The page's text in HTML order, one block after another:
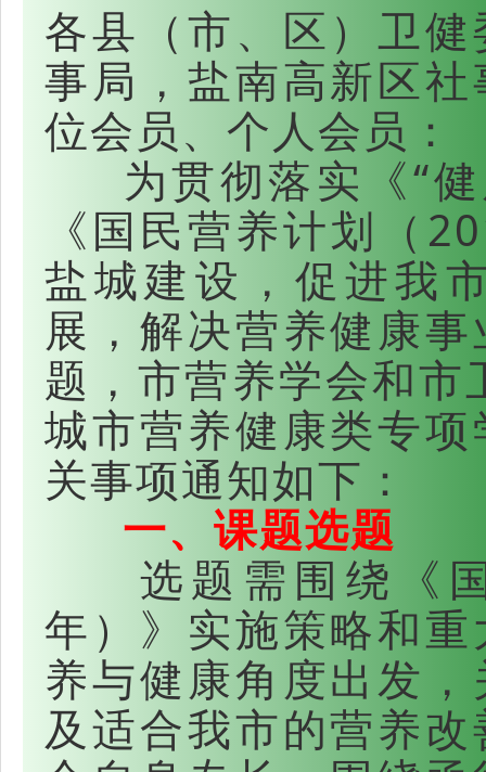
各县（市、区）卫
事局，盐南高新区
位会员、个人会员：
为贯彻落实《“健
《国民营养计划（
盐城建设，促进我
展，解决营养健康
题，市营养学会和
城市营养健康类专
关事项通知如下：
一、课题选题
选题需围绕《国
年）》实施策略和
养与健康角度出发
及适合我市的营养